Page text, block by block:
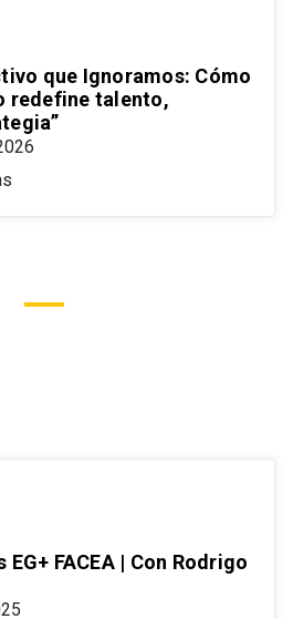
que Ignoramos: Cómo
redefine talento,
FACEA | Con Rodrigo